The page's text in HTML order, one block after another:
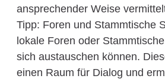
ansprechender Weise
Tipp: Foren und Stammtische
lokale Foren oder
sich austauschen können.
einen Raum für Dialog und